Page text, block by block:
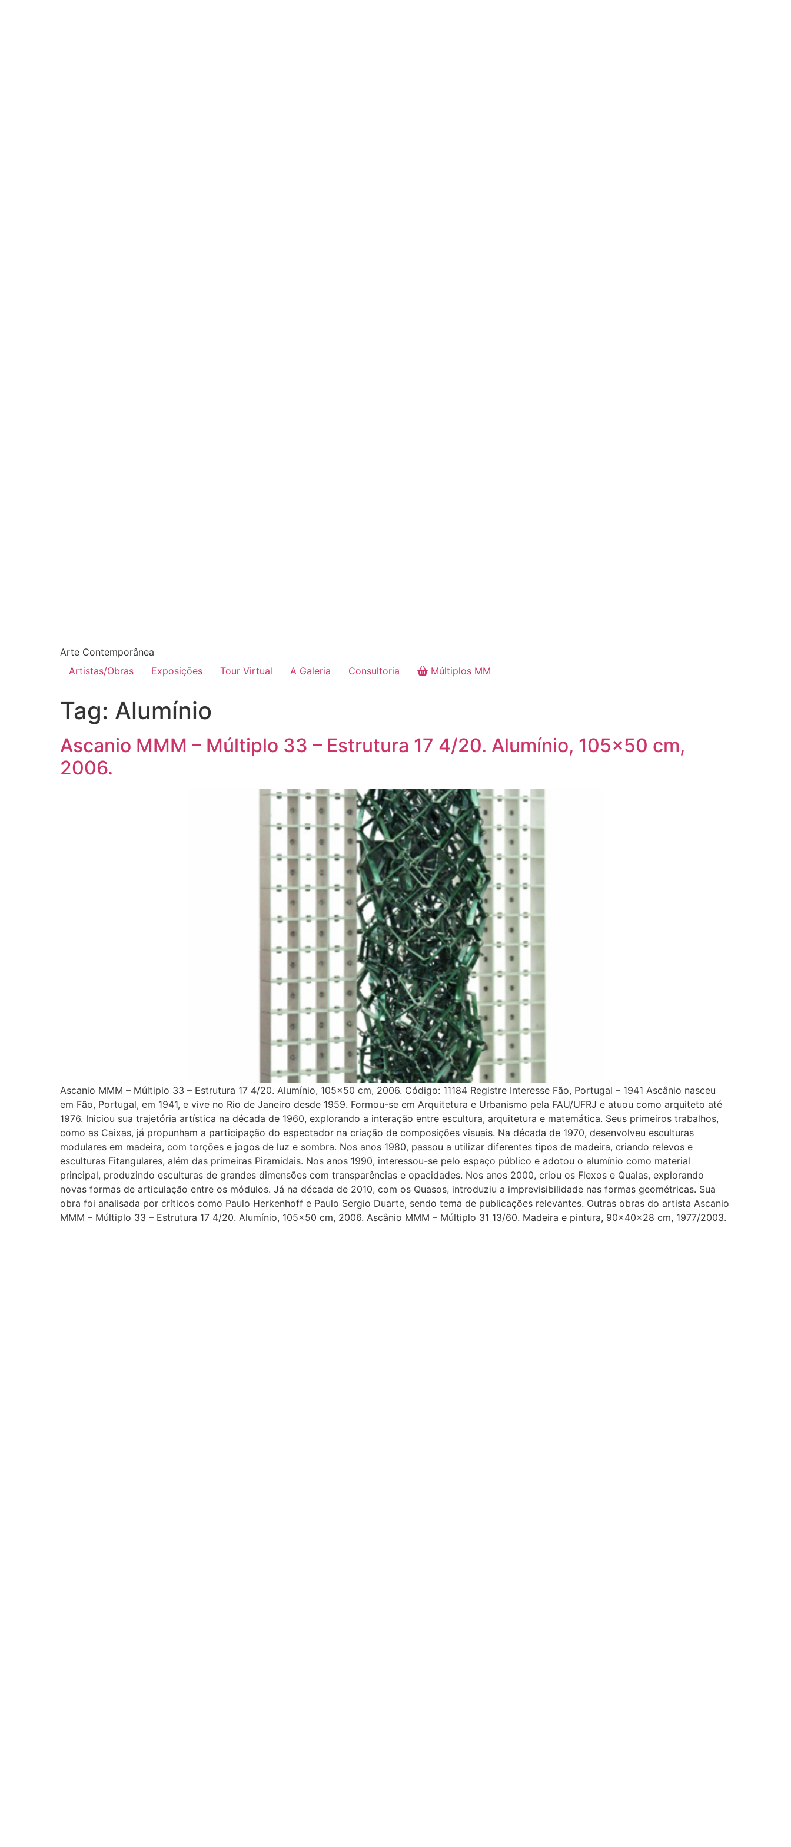
Arte Contemporânea
Artistas/Obras
Exposições Tour Virtual A Galeria Consultoria Múltiplos MM
Tag: Alumínio
Ascanio MMM – Múltiplo 33 – Estrutura 17 4/20. Alumínio, 105×50 cm,
2006.
Ascanio MMM – Múltiplo 33 – Estrutura 17 4/20. Alumínio, 105×50 cm, 2006. Código: 11184 Registre Interesse Fão, Portugal – 1941 Ascânio nasceu
em Fão, Portugal, em 1941, e vive no Rio de Janeiro desde 1959. Formou-se em Arquitetura e Urbanismo pela FAU/UFRJ e atuou como arquiteto até
1976. Iniciou sua trajetória artística na década de 1960, explorando a interação entre escultura, arquitetura e matemática. Seus primeiros trabalhos,
como as Caixas, já propunham a participação do espectador na criação de composições visuais. Na década de 1970, desenvolveu esculturas
modulares em madeira, com torções e jogos de luz e sombra. Nos anos 1980, passou a utilizar diferentes tipos de madeira, criando relevos e
esculturas Fitangulares, além das primeiras Piramidais. Nos anos 1990, interessou-se pelo espaço público e adotou o alumínio como material
principal, produzindo esculturas de grandes dimensões com transparências e opacidades. Nos anos 2000, criou os Flexos e Qualas, explorando
novas formas de articulação entre os módulos. Já na década de 2010, com os Quasos, introduziu a imprevisibilidade nas formas geométricas. Sua
obra foi analisada por críticos como Paulo Herkenhoff e Paulo Sergio Duarte, sendo tema de publicações relevantes. Outras obras do artista Ascanio
MMM – Múltiplo 33 – Estrutura 17 4/20. Alumínio, 105×50 cm, 2006. Ascânio MMM – Múltiplo 31 13/60. Madeira e pintura, 90x40x28 cm, 1977/2003.